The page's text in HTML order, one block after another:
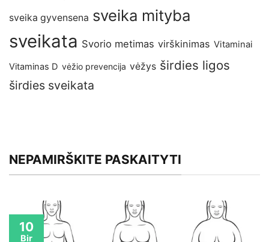
sveika gyvensena sveika mityba
sveikata Svorio metimas virškinimas Vitaminai
Vitaminas D vėžio prevencija vėžys širdies ligos
širdies sveikata
NEPAMIRŠKITE PASKAITYTI
10
Bir